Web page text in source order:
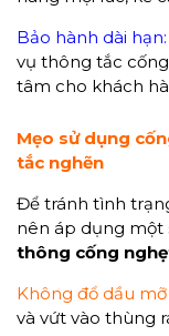
Bảo hành dài hạn:
vụ thông tắc
tâm cho khách
Mẹo sử dụng
tắc nghẽn
Để tránh tình
nên áp dụng một
thông cống
Không đổ dầu
và vứt vào thùng